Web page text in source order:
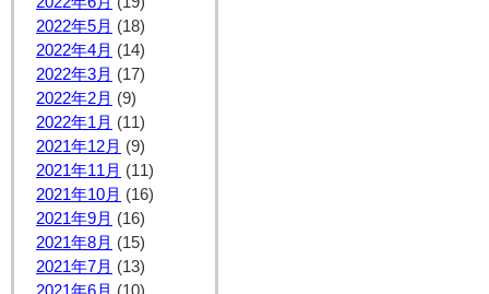
2022年5月 (18)
2022年4月 (14)
2022年3月 (17)
2022年2月 (9)
2022年1月 (11)
2021年12月 (9)
2021年11月 (11)
2021年10月 (16)
2021年9月 (16)
2021年8月 (15)
2021年7月 (13)